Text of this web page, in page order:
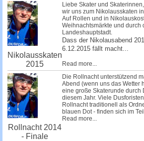
Nikolausskaten
2015
Liebe Skater und
wir uns zum Nikolausskaten
Auf Rollen und in
Weihnachtsmärkte und durch
Landeshauptstadt.
Dass der Nikolausabend
6.12.2015 fällt macht...
Read more...
Rollnacht 2014
- Finale
Die Rollnacht unterstützend
Abend (wenn uns das Wetter
eine große Skaterunde durch
diesem Jahr. Viele
Rollnacht traditionell als
blauen Dot - finden sich im
Read more...